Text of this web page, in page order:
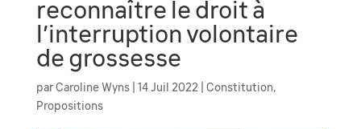
reconnaître le droit à
l’interruption volontaire
de grossesse
parCaroline Wyns| 14 Juil 2022 Constitution,
Propositions